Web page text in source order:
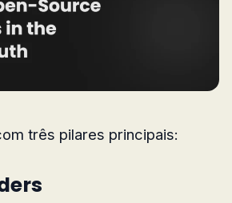
três pilares principais: